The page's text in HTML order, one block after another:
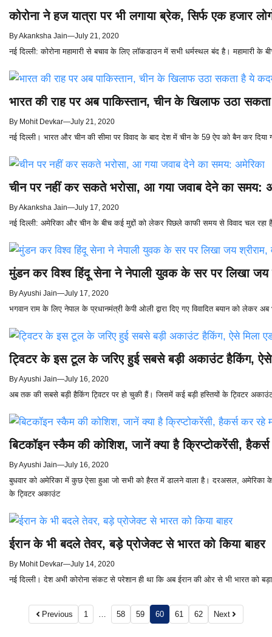
कोरोना ने हज यात्रा पर भी लगाया ब्रेक, सिर्फ एक हजार
ByAkanksha Jain—July 21, 2020
नई दिल्ली: कोरोना महामारी से बचाव के लिए लॉकडाउन में सभी धर्मस्थल बंद है। महामारी के
भारत की राह पर अब पाकिस्तान, चीन के खिलाफ उठा
By Mohit Devkar—July 21, 2020
नई दिल्ली। भारत और चीन की सीमा पर विवाद के बाद देश में चीन के 59 ऐप को बैन कर
चीन पर नहीं कर सकते भरोसा, आ गया जवाब देने का समय:
ByAkanksha Jain—July 17, 2020
नई दिल्ली: अमेरिका और चीन के बीच कई मुद्दों को लेकर पिछले काफी समय से विवाद चल रहा
मुंडन कर विश्व हिंदू सेना ने नेपाली युवक के सर पर लिखा जय
ByAyushi Jain—July 17, 2020
भगवान राम के लिए नेपाल के प्रधानमंत्री केपी ओली द्वारा दिए गए विवादित बयान को लेकर
ट्विटर के इस टूल के जरिए हुई सबसे बड़ी अकाउंट हैकिंग, ऐसे
ByAyushi Jain—July 16, 2020
अब तक की सबसे बड़ी हैकिंग ट्विटर पर हो चुकी हैं। जिसमें कई बड़ी हस्तियों के ट्विटर
बिटकॉइन स्कैम की कोशिश, जानें क्या है क्रिप्टोकरेंसी,
ByAyushi Jain—July 16, 2020
बुधवार को अमेरिका में कुछ ऐसा हुआ जो सभी को हैरत में डालने वाला है। दरअसल, अमेरिका के
के ट्विटर अकाउंट
ईरान के भी बदले तेवर, बड़े प्रोजेक्ट से भारत को किया बाहर
By Mohit Devkar—July 14, 2020
नई दिल्ली। देश अभी कोरोना संकट से परेशान ही था कि अब ईरान की ओर से भी भारत को बड़ा
Previous 1 … 58 59 60 61 62 Next